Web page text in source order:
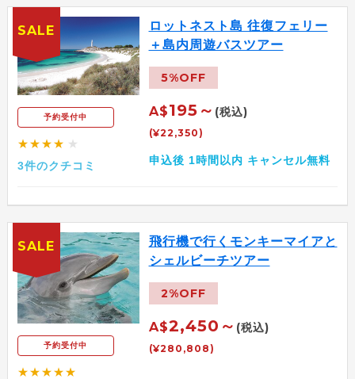
予約受付中
★★★★ ★
3件のクチコミ
ロットネスト島 往復フェリー
＋島内周遊バスツアー
5%OFF
A$195～ (税込)
(¥22,350)
申込後 1時間以内 キャンセル無料
SALE
予約受付中
★★★★★
飛行機で行くモンキーマイアと
シェルビーチツアー
2%OFF
A$2,450～ (税込)
(¥280,808)
SALE